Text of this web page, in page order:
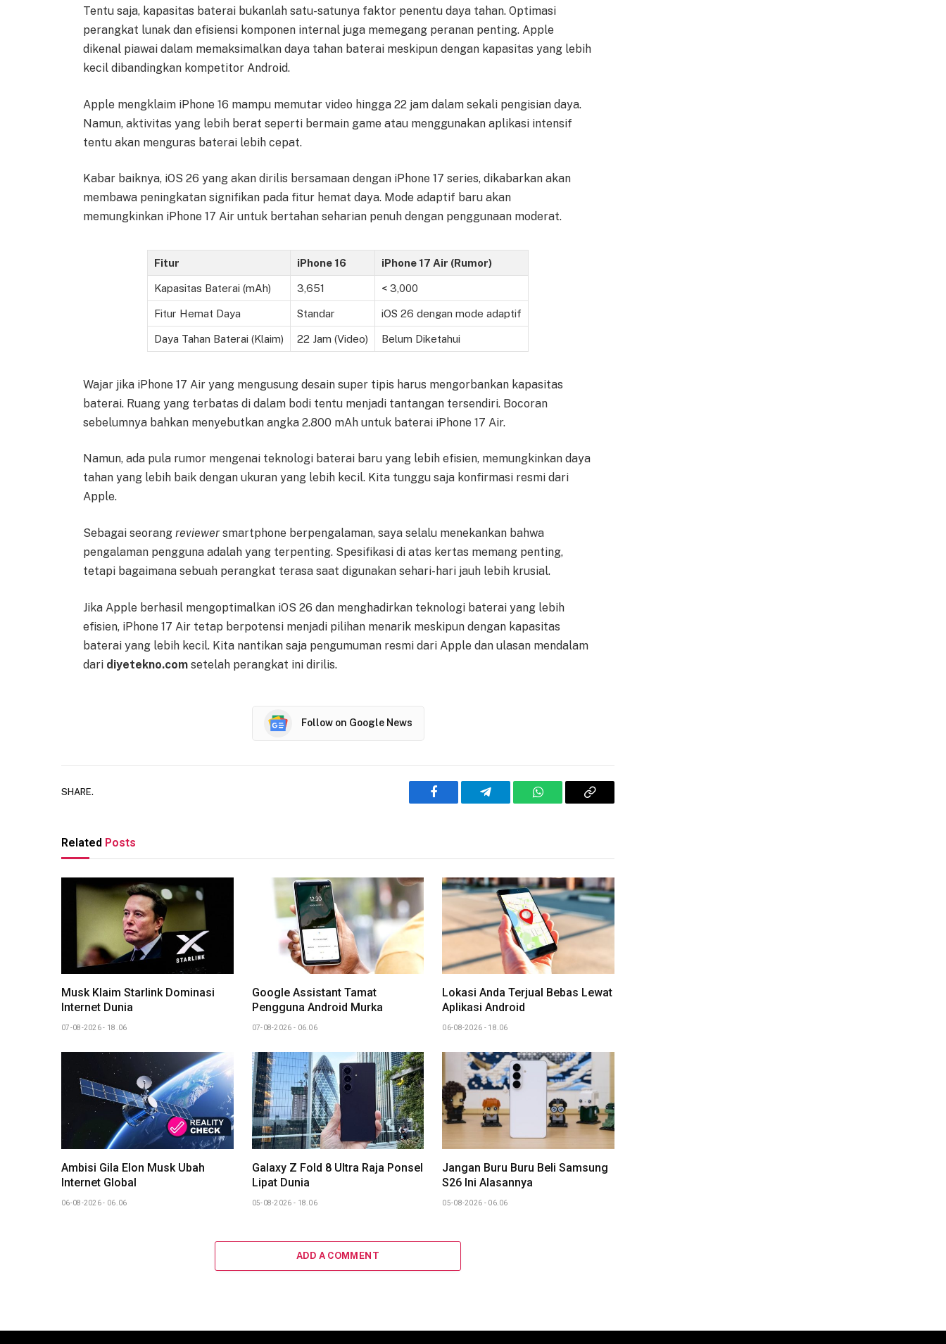
Tentu saja, kapasitas baterai bukanlah satu-satunya faktor penentu daya tahan. Optimasi
perangkat lunak dan efisiensi komponen internal juga memegang peranan penting. Apple
dikenal piawai dalam memaksimalkan daya tahan baterai meskipun dengan kapasitas yang lebih
kecil dibandingkan kompetitor Android.
Apple mengklaim iPhone 16 mampu memutar video hingga 22 jam dalam sekali pengisian daya.
Namun, aktivitas yang lebih berat seperti bermain game atau menggunakan aplikasi intensif
tentu akan menguras baterai lebih cepat.
Kabar baiknya, iOS 26 yang akan dirilis bersamaan dengan iPhone 17 series, dikabarkan akan
membawa peningkatan signifikan pada fitur hemat daya. Mode adaptif baru akan
memungkinkan iPhone 17 Air untuk bertahan seharian penuh dengan penggunaan moderat.
Fitur iPhone 16 iPhone 17 Air (Rumor)
Kapasitas Baterai (mAh) 3,651 < 3,000
Fitur Hemat Daya Standar iOS 26 dengan mode adaptif
Daya Tahan Baterai (Klaim) 22 Jam (Video) Belum Diketahui
Wajar jika iPhone 17 Air yang mengusung desain super tipis harus mengorbankan kapasitas
baterai. Ruang yang terbatas di dalam bodi tentu menjadi tantangan tersendiri. Bocoran
sebelumnya bahkan menyebutkan angka 2.800 mAh untuk baterai iPhone 17 Air.
Namun, ada pula rumor mengenai teknologi baterai baru yang lebih efisien, memungkinkan daya
tahan yang lebih baik dengan ukuran yang lebih kecil. Kita tunggu saja konfirmasi resmi dari
Apple.
Sebagai seorang reviewersmartphone berpengalaman, saya selalu menekankan bahwa
pengalaman pengguna adalah yang terpenting. Spesifikasi di atas kertas memang penting,
tetapi bagaimana sebuah perangkat terasa saat digunakan sehari-hari jauh lebih krusial.
Jika Apple berhasil mengoptimalkan iOS 26 dan menghadirkan teknologi baterai yang lebih
efisien, iPhone 17 Air tetap berpotensi menjadi pilihan menarik meskipun dengan kapasitas
baterai yang lebih kecil. Kita nantikan saja pengumuman resmi dari Apple dan ulasan mendalam
dari diyetekno.com setelah perangkat ini dirilis.
Follow on Google News
SHARE.
Facebook Telegram WhatsAppCopy
Related Posts
Musk Klaim Starlink Dominasi
Internet Dunia
07-08-2026 - 18.06
Google Assistant Tamat
Pengguna Android Murka
07-08-2026 - 06.06
Lokasi Anda Terjual Bebas Lewat
Aplikasi Android
06-08-2026 - 18.06
Ambisi Gila Elon Musk Ubah
Internet Global
06-08-2026 - 06.06
Galaxy Z Fold 8 Ultra Raja Ponsel
Lipat Dunia
05-08-2026 - 18.06
Jangan Buru Buru Beli Samsung
S26 Ini Alasannya
05-08-2026 - 06.06
ADD A COMMENT